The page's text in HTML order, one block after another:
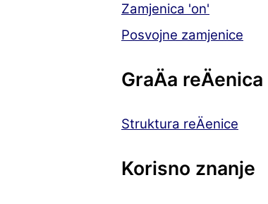
Zamjenica 'on'
Posvojne zamjenice
GraÄa reÄenica
Struktura reÄenice
Korisno znanje